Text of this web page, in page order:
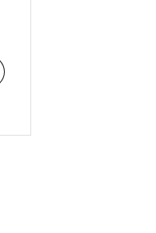
anmeldelser: 349